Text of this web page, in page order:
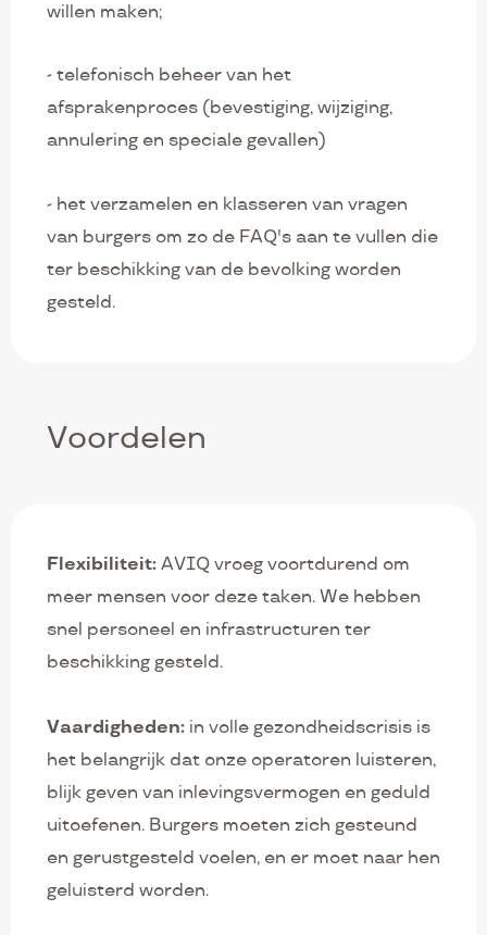
willen maken;
- telefonisch beheer van het
afsprakenproces (bevestiging, wijziging,
annulering en speciale gevallen)
- het verzamelen en klasseren van vragen
van burgers om zo de FAQ's aan te vullen die
ter beschikking van de bevolking worden
gesteld.
Voordelen
Flexibiliteit: AVIQ vroeg voortdurend om
meer mensen voor deze taken. We hebben
snel personeel en infrastructuren ter
beschikking gesteld.
Vaardigheden: in volle gezondheidscrisis is
het belangrijk dat onze operatoren luisteren,
blijk geven van inlevingsvermogen en geduld
uitoefenen. Burgers moeten zich gesteund
en gerustgesteld voelen, en er moet naar hen
geluisterd worden.